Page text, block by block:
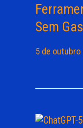
Sem
5 de outubro